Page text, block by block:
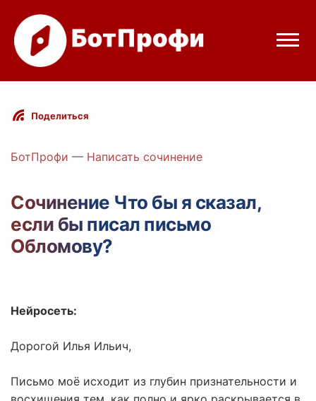
Режимы бота
Цены
Вход с Telegram
Поделиться
БотПрофи — Написать сочинение
Сочинение Что бы я сказал,
если бы писал письмо
Обломову?
Нейросеть:
Дорогой Илья Ильич,
Письмо моё исходит из глубин признательности и